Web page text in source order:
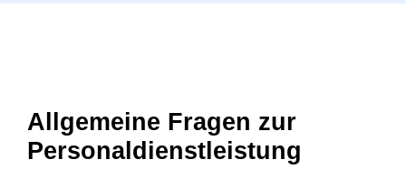
Allgemeine Fragen zur
Personaldienstleistung